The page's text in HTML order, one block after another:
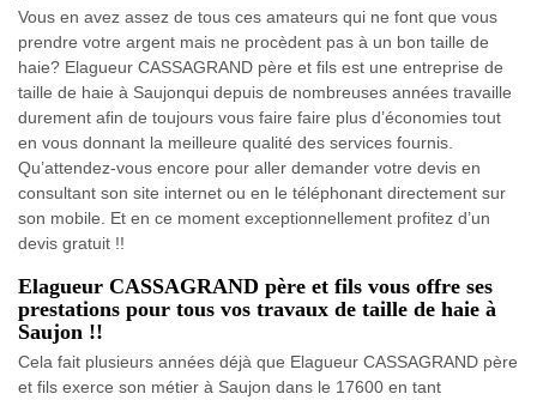
Vous en avez assez de tous ces amateurs qui ne font que vous
prendre votre argent mais ne procèdent pas à un bon taille de
haie? Elagueur CASSAGRAND père et fils est une entreprise de
taille de haie à Saujonqui depuis de nombreuses années travaille
durement afin de toujours vous faire faire plus d’économies tout
en vous donnant la meilleure qualité des services fournis.
Qu’attendez-vous encore pour aller demander votre devis en
consultant son site internet ou en le téléphonant directement sur
son mobile. Et en ce moment exceptionnellement profitez d’un
devis gratuit !!
Elagueur CASSAGRAND père et fils vous offre ses
prestations pour tous vos travaux de taille de haie à
Saujon !!
Cela fait plusieurs années déjà que Elagueur CASSAGRAND père
et fils exerce son métier à Saujon dans le 17600 en tant